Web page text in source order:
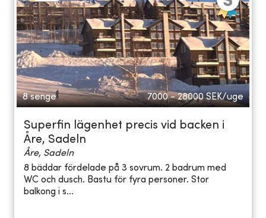
8 senge 7000 - 28000 SEK/uge
Superfin lägenhet precis vid backen i
Åre, Sadeln
Åre, Sadeln
8 bäddar fördelade på 3 sovrum. 2 badrum med
WC och dusch. Bastu för fyra personer. Stor
balkong i s...